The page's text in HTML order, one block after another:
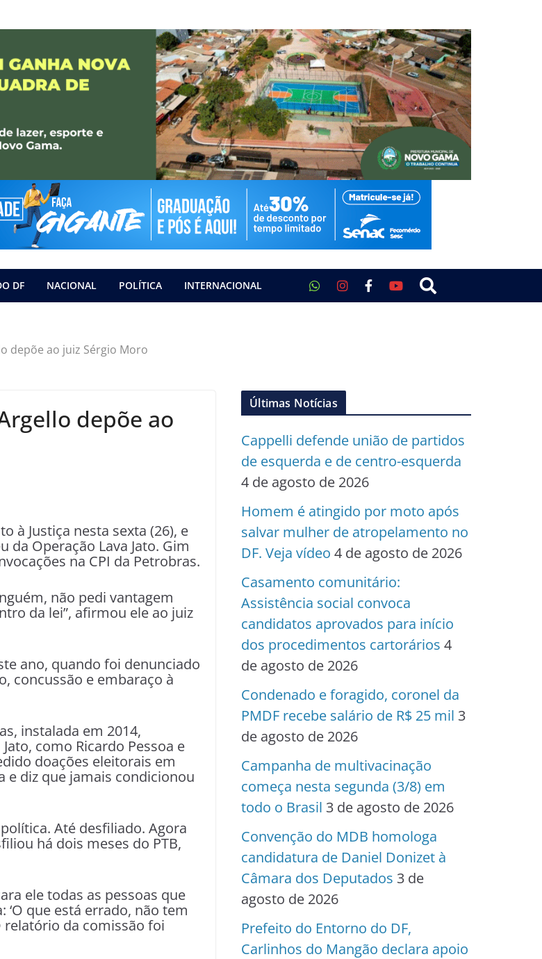
DF NACIONAL POLÍTICA INTERNACIONAL
depõe ao juiz Sérgio Moro
depõe ao
à Justiça nesta sexta (26), e
da Operação Lava Jato. Gim
na CPI da Petrobras.
não pedi vantagem
da lei”, afirmou ele ao juiz
ano, quando foi denunciado
concussão e embaraço à
instalada em 2014,
como Ricardo Pessoa e
doações eleitorais em
e diz que jamais condicionou
Até desfiliado. Agora
há dois meses do PTB,
ele todas as pessoas que
‘O que está errado, não tem
relatório da comissão foi
Últimas Notícias
Cappelli defende união de partidos
de esquerda e de centro-esquerda
4 de agosto de 2026
Homem é atingido por moto após
salvar mulher de atropelamento no
DF. Veja vídeo 4 de agosto de 2026
Casamento comunitário:
Assistência social convoca
candidatos aprovados para início
dos procedimentos cartorários 4
de agosto de 2026
Condenado e foragido, coronel da
PMDF recebe salário de R$ 25 mil 3
de agosto de 2026
Campanha de multivacinação
começa nesta segunda (3/8) em
todo o Brasil 3 de agosto de 2026
Convenção do MDB homologa
candidatura de Daniel Donizet à
Câmara dos Deputados 3 de
agosto de 2026
Prefeito do Entorno do DF,
Carlinhos do Mangão declara apoio